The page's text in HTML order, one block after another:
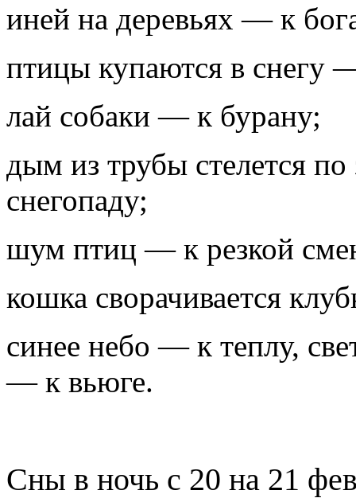
иней на деревьях — к
птицы купаются в снегу
лай собаки — к бурану;
дым из трубы стелется
снегопаду;
шум птиц — к резкой
кошка сворачивается
синее небо — к теплу,
— к вьюге.
Сны в ночь с 20 на 21